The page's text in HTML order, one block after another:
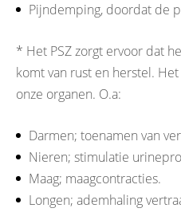
Pijndemping, doordat de
* Het PSZ zorgt ervoor dat
komt van rust en herstel.
onze organen. O.a:
Darmen; toenamen van
Nieren; stimulatie
Maag; maagcontracties.
Longen; ademhaling